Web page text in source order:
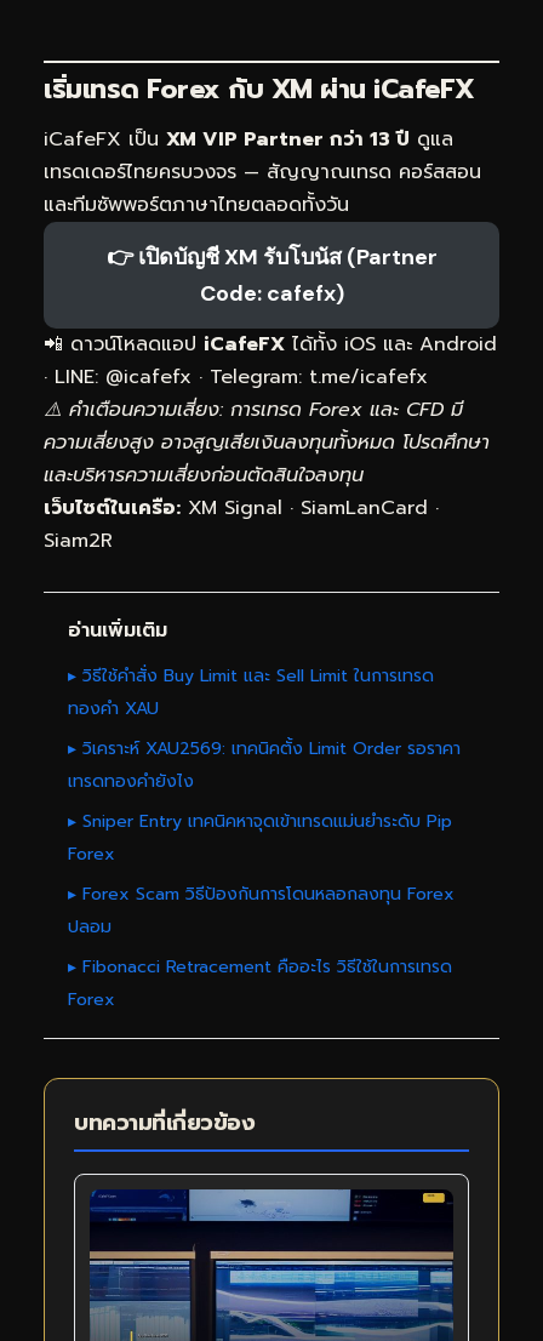
เริ่มเทรด Forex กับ XM ผ่าน iCafeFX
iCafeFX เป็น XM VIP Partner กว่า 13 ปี ดูแล
เทรดเดอร์ไทยครบวงจร — สัญญาณเทรด คอร์สสอน
และทีมซัพพอร์ตภาษาไทยตลอดทั้งวัน
👉 เปิดบัญชี XM รับโบนัส (Partner
Code: cafefx)
📲 ดาวน์โหลดแอป iCafeFX ได้ทั้ง iOS และ Android
· LINE: @icafefx · Telegram: t.me/icafefx
⚠️ คำเตือนความเสี่ยง: การเทรด Forex และ CFD มี
ความเสี่ยงสูง อาจสูญเสียเงินลงทุนทั้งหมด โปรดศึกษา
และบริหารความเสี่ยงก่อนตัดสินใจลงทุน
เว็บไซต์ในเครือ: XM Signal · SiamLanCard ·
Siam2R
อ่านเพิ่มเติม
▸ วิธีใช้คำสั่ง Buy Limit และ Sell Limit ในการเทรด
ทองคำ XAU
▸ วิเคราะห์ XAU2569: เทคนิคตั้ง Limit Order รอราคา
เทรดทองคำยังไง
▸ Sniper Entry เทคนิคหาจุดเข้าเทรดแม่นยำระดับ Pip
Forex
▸ Forex Scam วิธีป้องกันการโดนหลอกลงทุน Forex
ปลอม
▸ Fibonacci Retracement คืออะไร วิธีใช้ในการเทรด
Forex
บทความที่เกี่ยวข้อง